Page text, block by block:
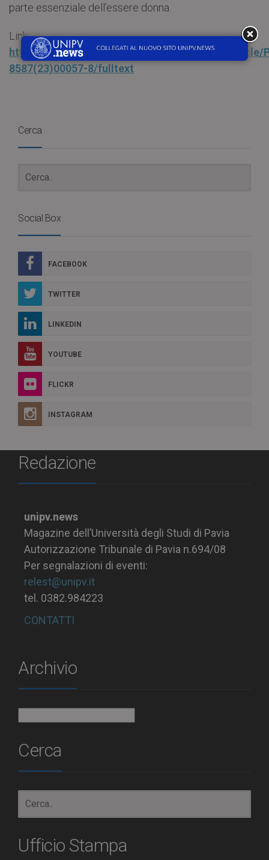
parte essenziale dell’essere donna.
Link:
https://www.thelancet.com/journals/landia/article/
8587(23)00057-8/fulltext
Cerca
Social Box
FACEBOOK
TWITTER
LINKEDIN
YOUTUBE
FLICKR
INSTAGRAM
Redazione
unipv.news
Magazine dell’Università degli Studi di Pavia
Autorizzazione Tribunale di Pavia n.694/08
Per segnalazioni di eventi:
relest@unipv.it
tel. 0382.984223
CONTATTI
Archivio
Cerca
Ufficio Stampa